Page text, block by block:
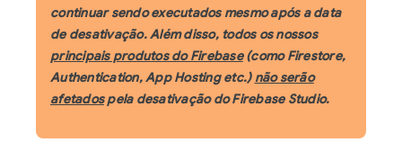
continuar sendo executados mesmo após a data
de desativação. Além disso, todos os nossos
principais produtos do Firebase(como Firestore,
Authentication, App Hosting etc.) não serão
afetadospela desativação do Firebase Studio.